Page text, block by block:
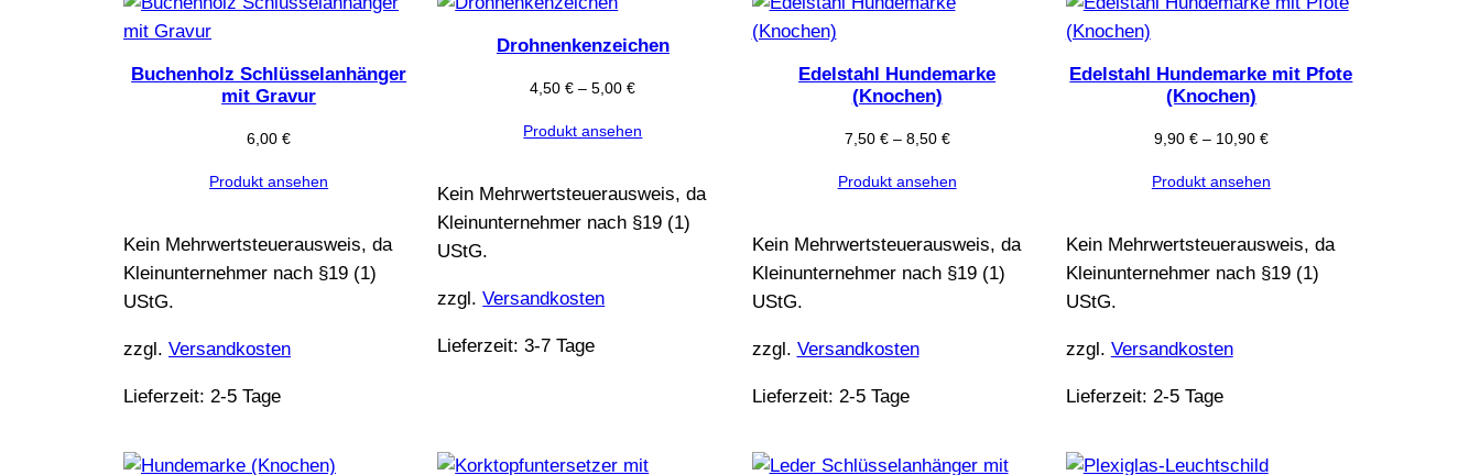
Buchenholz Schlüsselanhänger
mit Gravur
6,00€
Produkt ansehen
Kein Mehrwertsteuerausweis, da
Kleinunternehmer nach §19 (1)
UStG.
zzgl. Versandkosten
Lieferzeit: 2-5 Tage
Drohnenkenzeichen
4,50€ –5,00€
Produkt ansehen
Kein Mehrwertsteuerausweis, da
Kleinunternehmer nach §19 (1)
UStG.
zzgl.Versandkosten
Lieferzeit:3-7 Tage
Edelstahl Hundemarke
(Knochen)
7,50 €– 8,50 €
Produkt ansehen
Kein Mehrwertsteuerausweis, da
Kleinunternehmer nach §19 (1)
UStG.
zzgl. Versandkosten
Lieferzeit: 2-5 Tage
Edelstahl Hundemarke mit Pfote
(Knochen)
9,90 €– 10,90 €
Produkt ansehen
Kein Mehrwertsteuerausweis, da
Kleinunternehmer nach §19 (1)
UStG.
zzgl. Versandkosten
Lieferzeit: 2-5 Tage